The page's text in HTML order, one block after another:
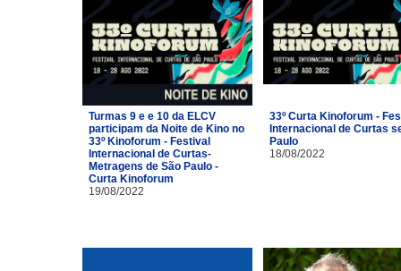
Turmas 9 e e 10 da ELCV
participam da Noite de Kino no
33º Kinoforum - Festival
Internacional de Curtas-
Metragens de São Paulo -
Curta Kinoforum
19/08/2022
33º Curta Kinoforum -
Internacional de Curtas
Paulo
18/08/2022